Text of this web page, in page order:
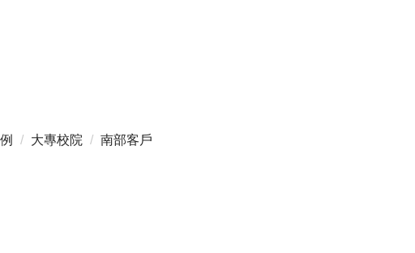
大專校院 南部客戶